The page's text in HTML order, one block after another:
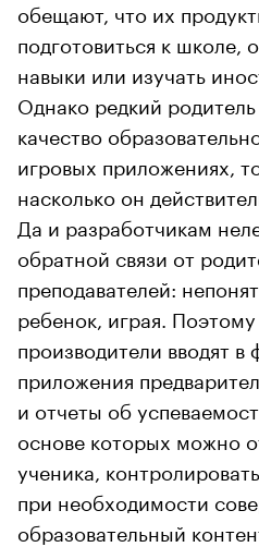
обещают, что их
подготовиться к школе,
навыки или изучать
Однако редкий
качество
игровых приложениях,
насколько он
Да и разработчикам
обратной связи от
преподавателей:
ребенок, играя.
производители вводят в
приложения
и отчеты об
основе которых можно
ученика,
при необходимости
образовательный